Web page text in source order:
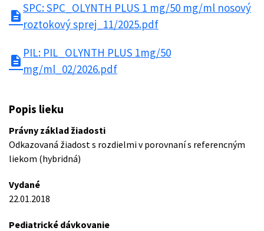
description
SPC: SPC_OLYNTH PLUS 1 mg/50 mg/ml nosový
roztokový sprej_11/2025.pdf
description
PIL: PIL_OLYNTH PLUS 1mg/50
mg/ml_02/2026.pdf
Popis lieku
Právny základ žiadosti
Odkazovaná žiadost s rozdielmi v porovnaní s referencným
liekom (hybridná)
Vydané
22.01.2018
Pediatrické dávkovanie